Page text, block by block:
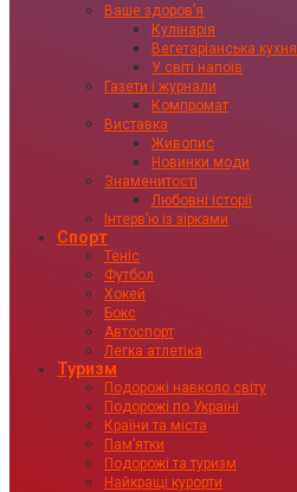
Ваше здоровʼя
Кулінарія
Вегетаріанська кухня
У світі напоїв
Газети і журнали
Компромат
Виставка
Живопис
Новинки моди
Знаменитості
Любовні історії
Інтервʼю із зірками
Спорт
Теніс
Футбол
Хокей
Бокс
Автоспорт
Легка атлетіка
Туризм
Подорожі навколо світу
Подорожі по Україні
Країни та міста
Пам’ятки
Подорожі та туризм
Найкращі курорти